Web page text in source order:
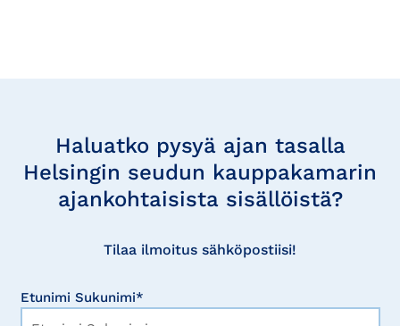
Haluatko pysyä ajan tasalla
Helsingin seudun kauppakamarin
ajankohtaisista sisällöistä?
Tilaa ilmoitus sähköpostiisi!
Etunimi Sukunimi*